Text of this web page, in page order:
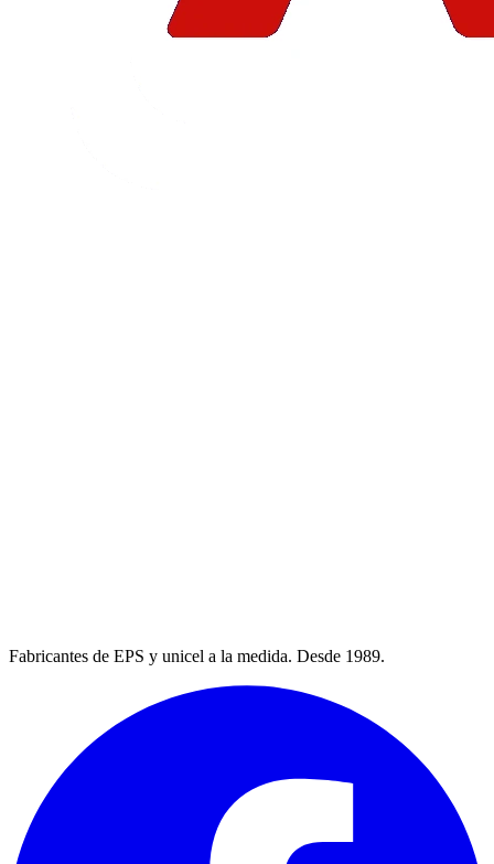
Fabricantes de EPS y unicel a la medida. Desde 1989.